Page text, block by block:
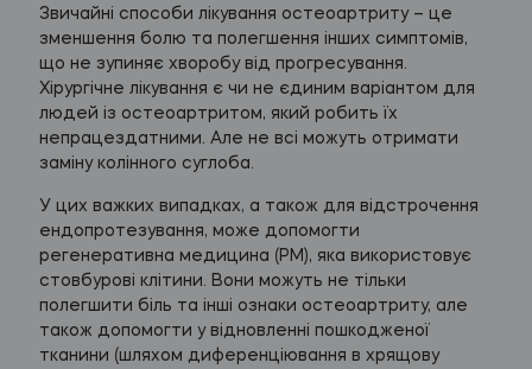
Звичайні способи лікування остеоартриту – це
зменшення болю та полегшення інших симптомів,
що не зупиняє хворобу від прогресування.
Хірургічне лікування є чи не єдиним варіантом для
людей із остеоартритом, який робить їх
непрацездатними. Але не всі можуть отримати
заміну колінного суглоба.
У цих важких випадках, а також для відстрочення
ендопротезування, може допомогти
регенеративна медицина (РМ), яка використовує
стовбурові клітини. Вони можуть не тільки
полегшити біль та інші ознаки остеоартриту, але
також допомогти у відновленні пошкодженої
тканини (шляхом диференціювання в хрящову